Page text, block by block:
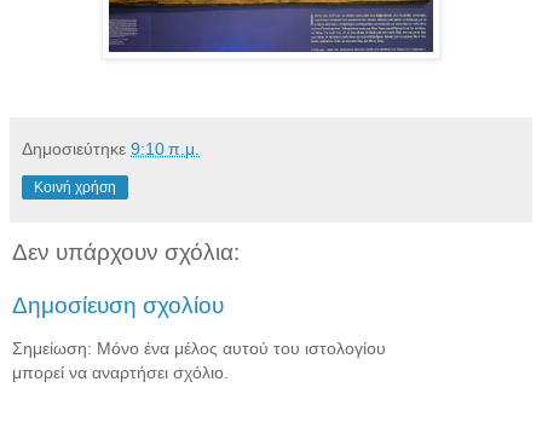
Δημοσιεύτηκε 9:10 π.μ.
Κοινή χρήση
Δεν υπάρχουν σχόλια:
Δημοσίευση σχολίου
Σημείωση: Μόνο ένα μέλος αυτού του ιστολογίου
μπορεί να αναρτήσει σχόλιο.